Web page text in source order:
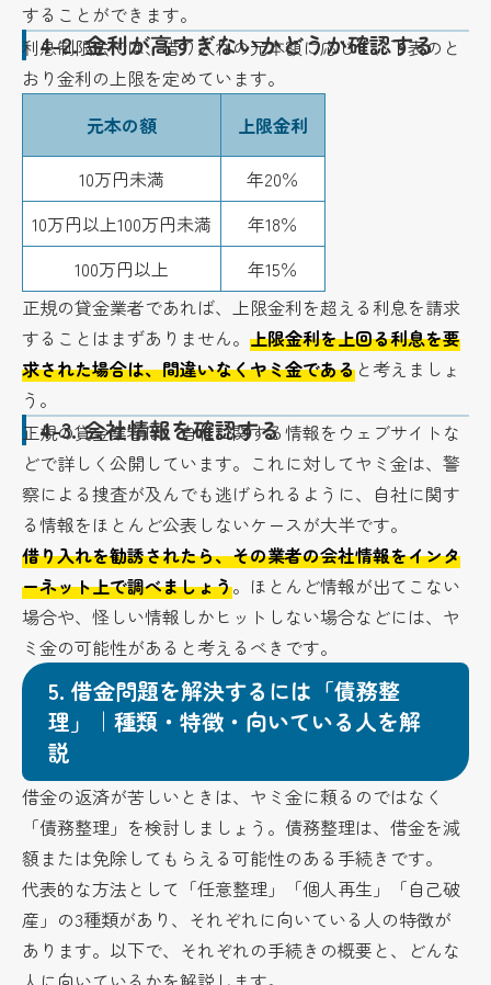
することができます。
4-2.金利が高すぎないかどうか確認する
利息制限法では、借り入れの元本額に応じて、下表のと
おり金利の上限を定めています。
元本の額
上限金利
10万円未満
年20％
10万円以上100万円未満
年18％
100万円以上
年15％
正規の貸金業者であれば、上限金利を超える利息を請求
することはまずありません。上限金利を上回る利息を要
求された場合は、間違いなくヤミ金であると考えましょ
う。
4-3.会社情報を確認する
正規の貸金業者は、自社に関する情報をウェブサイトな
どで詳しく公開しています。これに対してヤミ金は、警
察による捜査が及んでも逃げられるように、自社に関す
る情報をほとんど公表しないケースが大半です。
借り入れを勧誘されたら、その業者の会社情報をインタ
ーネット上で調べましょう。ほとんど情報が出てこない
場合や、怪しい情報しかヒットしない場合などには、ヤ
ミ金の可能性があると考えるべきです。
5. 借金問題を解決するには「債務整
理」｜種類・特徴・向いている人を解
説
借金の返済が苦しいときは、ヤミ金に頼るのではなく
「債務整理」を検討しましょう。債務整理は、借金を減
額または免除してもらえる可能性のある手続きです。
代表的な方法として「任意整理」「個人再生」「自己破
産」の3種類があり、それぞれに向いている人の特徴が
あります。以下で、それぞれの手続きの概要と、どんな